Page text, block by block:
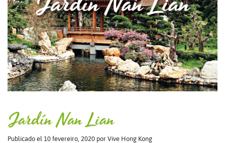
Jardín Nan Lian
Publicado el 10 fevereiro, 2020 por Vive Hong Kong